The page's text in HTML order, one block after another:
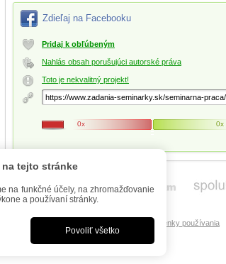
Zdieľaj na Facebooku
Pridaj k obľúbeným
Nahlás obsah porušujúci autorské práva
Toto je nekvalitný projekt!
0x 0x
Podmienky používania
tejto stránke
na funkčné účely, na zhromažďovanie
a používaní stránky.
Povoliť všetko